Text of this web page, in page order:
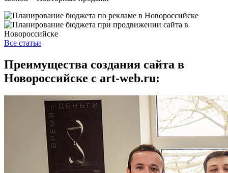
Все статьи
Преимущества создания сайта в
Новороссийске с art-web.ru: